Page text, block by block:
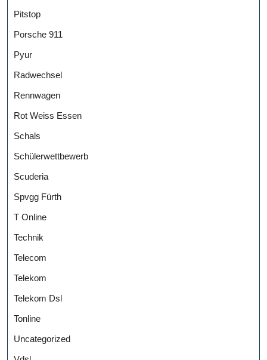
Pitstop
Porsche 911
Pyur
Radwechsel
Rennwagen
Rot Weiss Essen
Schals
Schülerwettbewerb
Scuderia
Spvgg Fürth
T Online
Technik
Telecom
Telekom
Telekom Dsl
Tonline
Uncategorized